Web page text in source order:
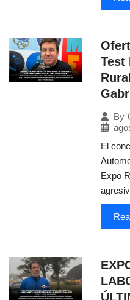
Test
By
El
Expo